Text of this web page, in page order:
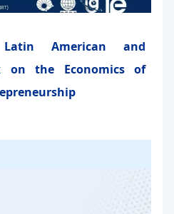
American and
on the Economics of